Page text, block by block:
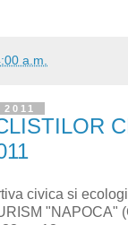
a.m.
civica si
"NAPOCA"